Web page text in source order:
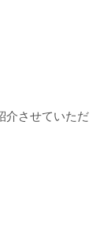
介させていただ